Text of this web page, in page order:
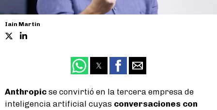
Iain Martin
Anthropic se convirtió en la tercera empresa de
inteligencia artificial cuyas conversaciones con